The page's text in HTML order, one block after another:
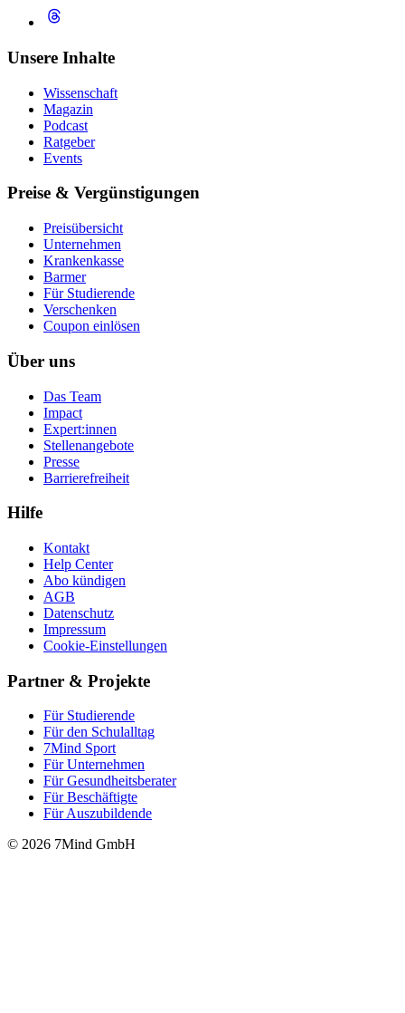
Unsere Inhalte
Wissenschaft
Magazin
Podcast
Ratgeber
Events
Preise & Vergünstigungen
Preisübersicht
Unternehmen
Krankenkasse
Barmer
Für Studierende
Ver­schen­ken
Coupon einlösen
Über uns
Das Team
Impact
Expert:innen
Stellenangebote
Presse
Barrierefreiheit
Hilfe
Kontakt
Help Center
Abo kündigen
AGB
Datenschutz
Impressum
Cookie-Einstellungen
Partner & Projekte
Für Stu­die­rende
Für den Schulalltag
7Mind Sport
Für Unter­neh­men
Für Gesund­heits­be­ra­ter
Für Beschäftigte
Für Auszubildende
© 2026 7Mind GmbH